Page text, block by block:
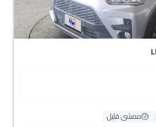
ممشى قليل